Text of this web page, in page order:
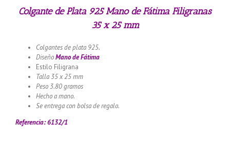
Colgante de Plata 925 Mano de Fátima Filigranas
35 x 25 mm
Colgantes de plata 925.
DiseñoMano deFátima
Estilo Filigrana
Talla 35 x 25 mm
Peso 3.80 gramos
Hecho a mano.
Se entrega con bolsa de regalo.
Referencia: 6132/1